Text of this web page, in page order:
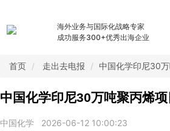
海外业务与国际化战略专家
成功服务300+优秀出海企业
首页 走出去电报 中国化学印尼30万
中国化学印尼30万吨聚丙烯
中国化学 2026-06-12 10:00:23